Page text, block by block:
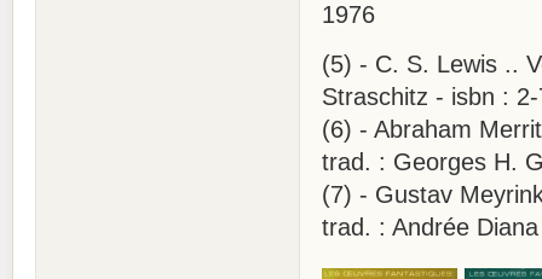
1976
(5) - C. S. Lewis ..
Straschitz - isbn :
(6) - Abraham
trad. : Georges H.
(7) - Gustav
trad. : Andrée